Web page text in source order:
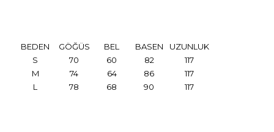
BEDEN GÖĞÜS BEL BASEN
UZUNLUK
S
70 60 82
117
M
74 64 86
117
L
78 68 90 117